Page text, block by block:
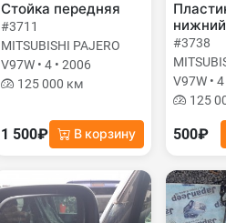
Стойка передняя
#3711
MITSUBISHI PAJERO
V97W • 4 • 2006
125 000 км
1 500₽ В корзину
нижний
#3738
V97W •
125
500₽